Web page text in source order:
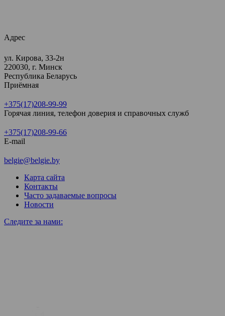
Адрес
ул. Кирова, 33-2н
220030, г. Минск
Республика Беларусь
Приёмная
+375(17)208-99-99
Горячая линия, телефон доверия и справочных служб
+375(17)208-99-66
E-mail
belgie@belgie.by
Карта сайта
Контакты
Часто задаваемые вопросы
Новости
Следите за нами: